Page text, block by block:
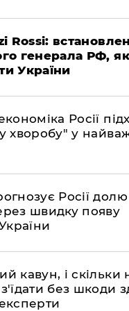
Rossi:
генерала РФ,
України
Росії
хворобу" у
Росії долю
швидку появу
кавун, і скільки
без шкоди